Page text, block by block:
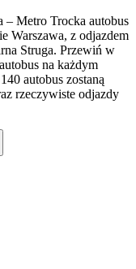
– Metro Trocka autobus
Warszawa, z odjazdem
Struga. Przewiń w
na każdym
autobus zostaną
rzeczywiste odjazdy